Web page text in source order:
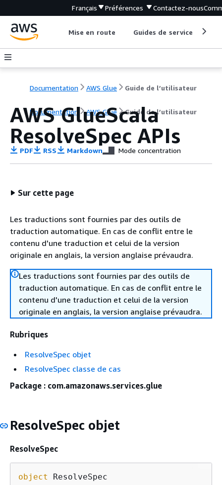
Français Préférences Contactez-nous
Mise en route Guides de service
Documentation AWS Glue Guide de l’utilisateur
Documentation AWS Glue Guide de l’utilisateur
AWS GlueScala
ResolveSpec APIs
PDF RSS Markdown Mode concentration
Sur cette page
Les traductions sont fournies par des outils de
traduction automatique. En cas de conflit entre le
contenu d'une traduction et celui de la version
originale en anglais, la version anglaise prévaudra.
Les traductions sont fournies par des outils de
traduction automatique. En cas de conflit entre le
contenu d'une traduction et celui de la version
originale en anglais, la version anglaise prévaudra.
Rubriques
ResolveSpec objet
ResolveSpec classe de cas
Package : com.amazonaws.services.glue
ResolveSpec objet
ResolveSpec
object ResolveSpec